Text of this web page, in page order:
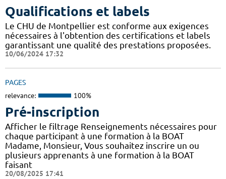
Qualifications et labels
Le CHU de Montpellier est conforme aux exigences
nécessaires à l'obtention des certifications et labels
garantissant une qualité des prestations proposées.
10/06/2024 17:32
PAGES
relevance: 100%
Pré-inscription
Afficher le filtrage Renseignements nécessaires pour
chaque participant à une formation à la BOAT
Madame, Monsieur, Vous souhaitez inscrire un ou
plusieurs apprenants à une formation à la BOAT
faisant
20/08/2025 17:41